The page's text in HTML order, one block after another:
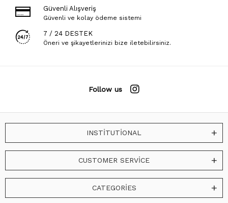
Güvenli Alışveriş
Güvenli ve kolay ödeme sistemi
7 / 24 DESTEK
Öneri ve şikayetlerinizi bize iletebilirsiniz.
Follow us
INSTİTUTİONAL
CUSTOMER SERVİCE
CATEGORİES